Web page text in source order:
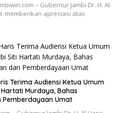
– Gubernur Jambi Dr. H. Al
memberikan apresiasi atas
Terima Audiensi Ketua Umum
Hartati Murdaya, Bahas
Pemberdayaan Umat